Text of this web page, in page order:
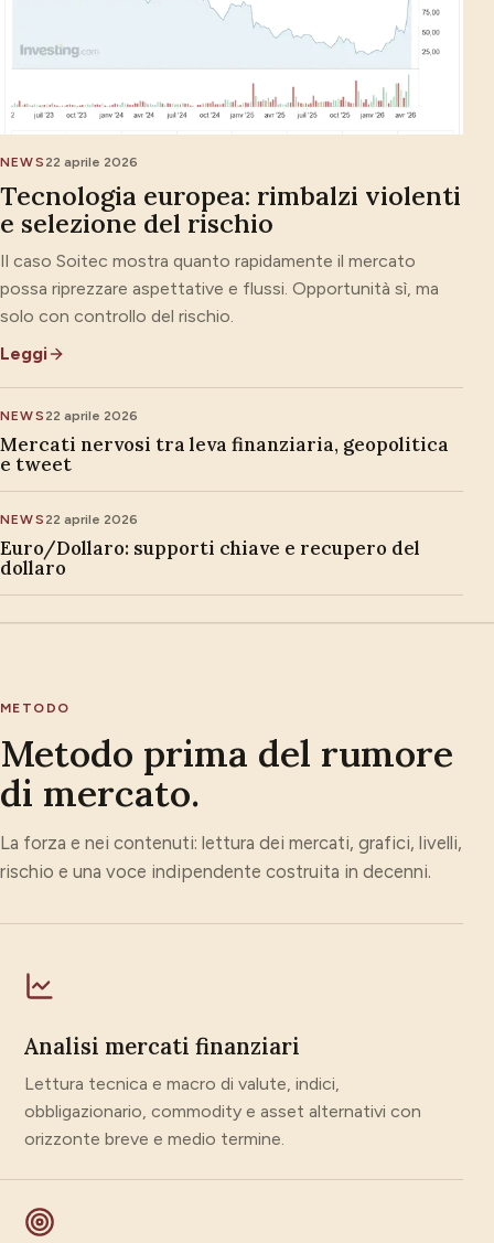
NEWS 22 aprile 2026
Tecnologia europea: rimbalzi violenti
e selezione del rischio
Il caso Soitec mostra quanto rapidamente il mercato
possa riprezzare aspettative e flussi. Opportunità sì, ma
solo con controllo del rischio.
Leggi
NEWS 22 aprile 2026
Mercati nervosi tra leva finanziaria, geopolitica
e tweet
NEWS 22 aprile 2026
Euro/Dollaro: supporti chiave e recupero del
dollaro
METODO
Metodo prima del rumore
di mercato.
La forza e nei contenuti: lettura dei mercati, grafici, livelli,
rischio e una voce indipendente costruita in decenni.
Analisi mercati finanziari
Lettura tecnica e macro di valute, indici,
obbligazionario, commodity e asset alternativi con
orizzonte breve e medio termine.